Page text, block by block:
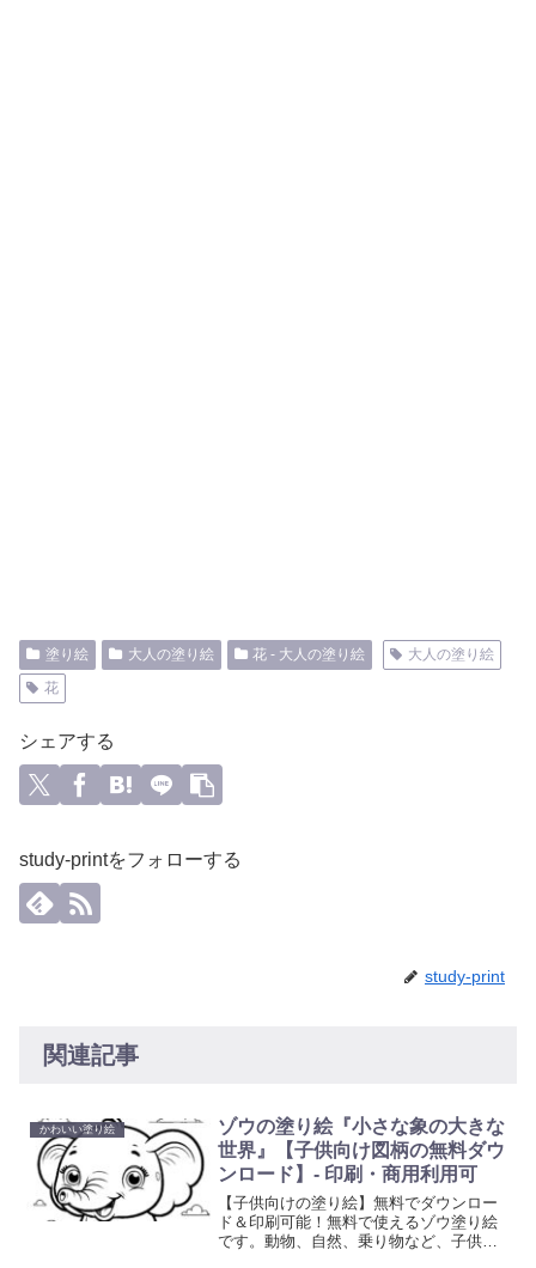
塗り絵 大人の塗り絵 花 - 大人の塗り絵
大人の塗り絵
花
シェアする
study-printをフォローする
study-print
関連記事
かわいい塗り絵
ゾウの塗り絵『小さな象の大きな
世界』【子供向け図柄の無料ダウ
ンロード】- 印刷・商用利用可
【子供向けの塗り絵】無料でダウンロー
ド＆印刷可能！無料で使えるゾウ塗り絵
です。動物、自然、乗り物など、子供た